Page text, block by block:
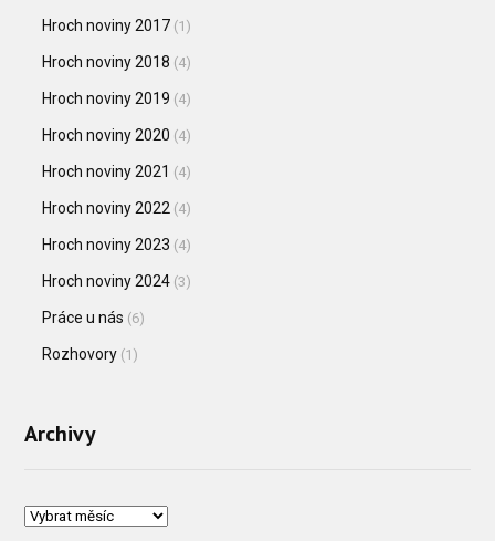
Hroch noviny 2017 (1)
Hroch noviny 2018 (4)
Hroch noviny 2019 (4)
Hroch noviny 2020 (4)
Hroch noviny 2021 (4)
Hroch noviny 2022 (4)
Hroch noviny 2023 (4)
Hroch noviny 2024 (3)
Práce u nás (6)
Rozhovory (1)
Archivy